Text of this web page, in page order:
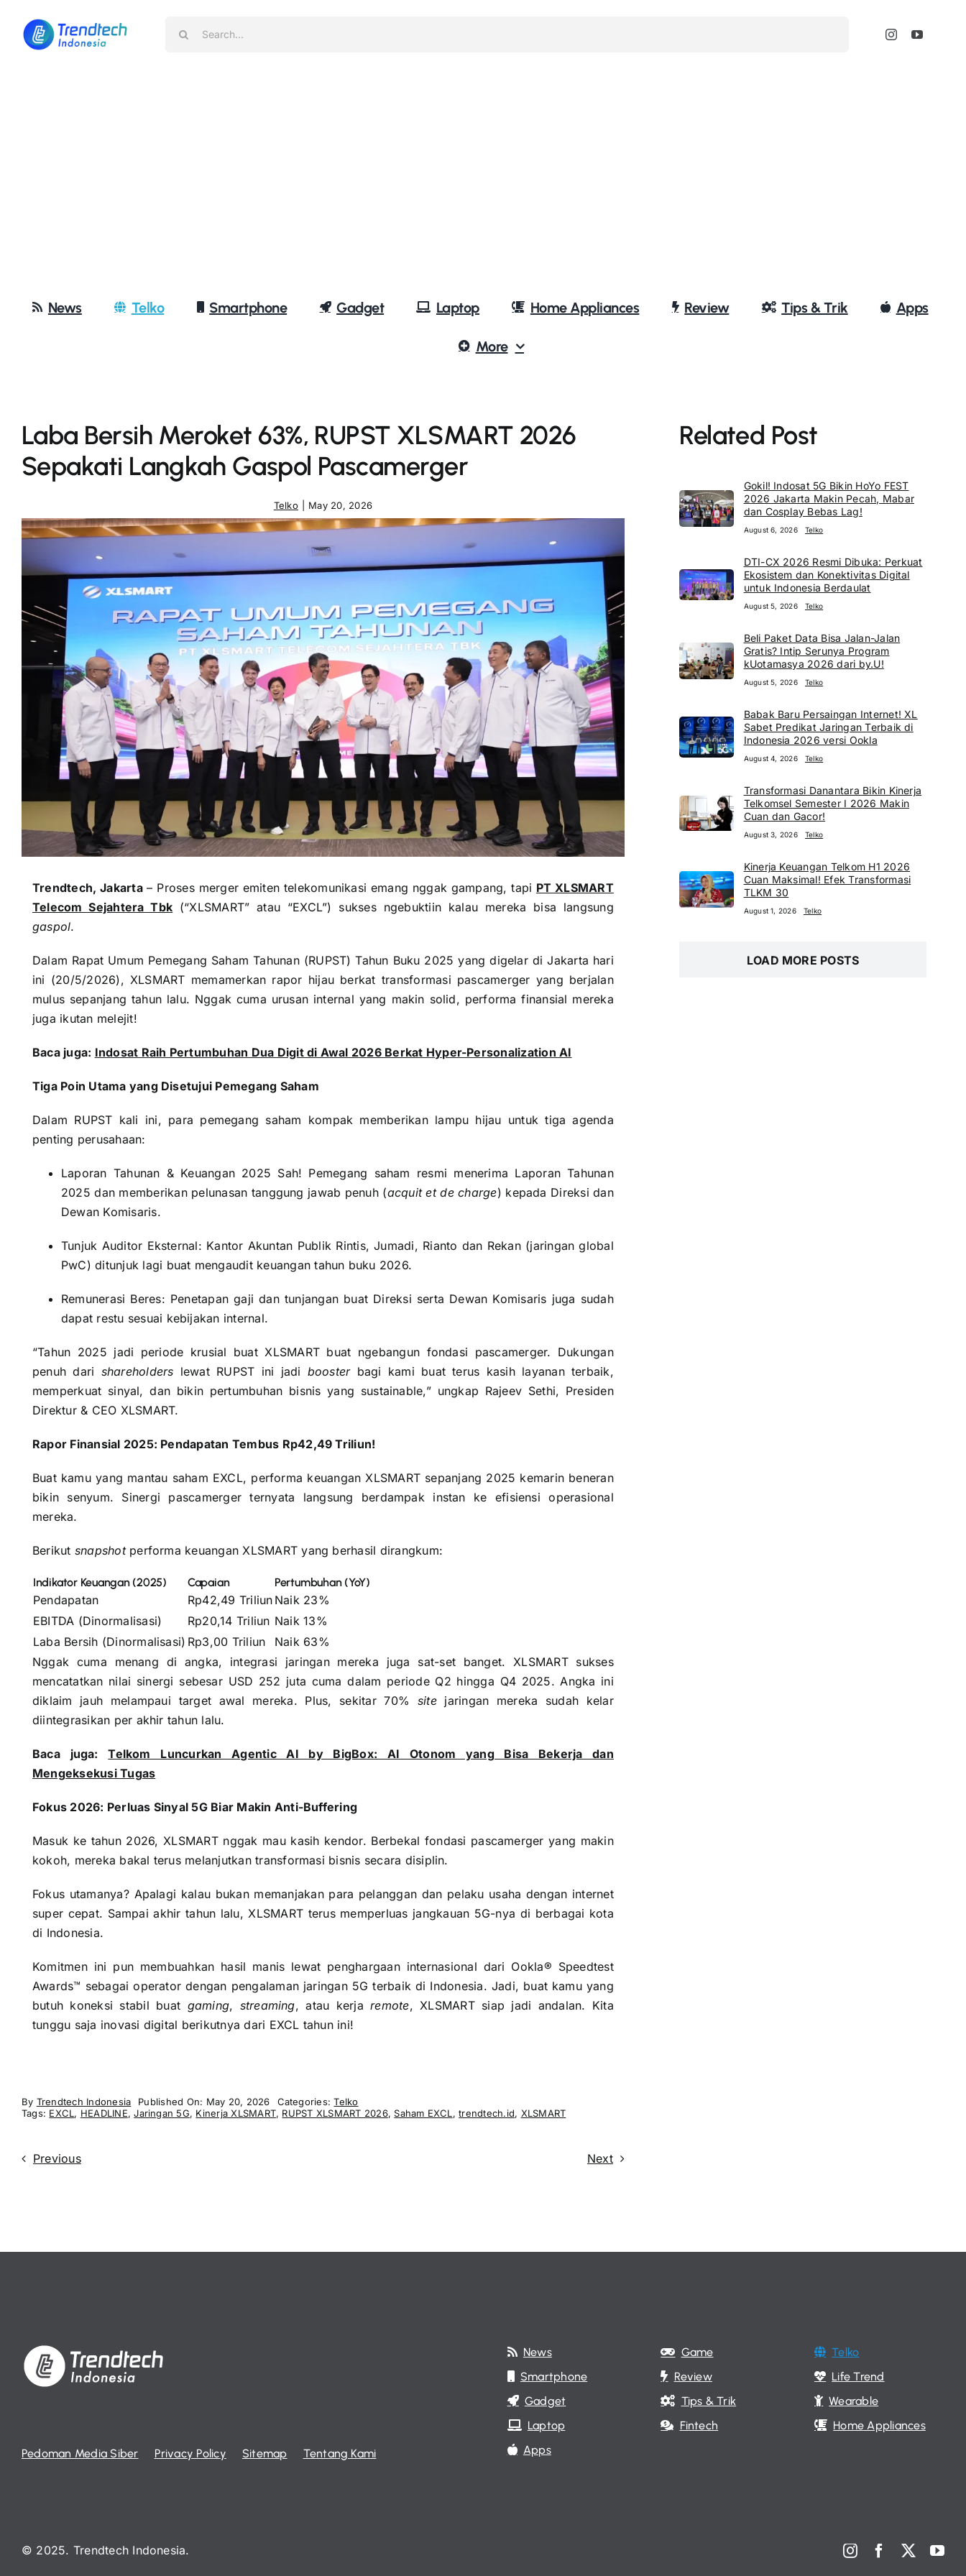
content
News Telko Smartphone Gadget Laptop Home Appliances Review Tips & Trik Apps
More
Laba Bersih Meroket 63%, RUPST XLSMART 2026
Sepakati Langkah Gaspol Pascamerger
Telko May 20, 2026
Trendtech, Jakarta– Proses merger emiten telekomunikasi emang nggak gampang, tapi PT XLSMART
Telecom Sejahtera Tbk (“XLSMART” atau “EXCL”) sukses ngebuktiin kalau mereka bisa langsung
gaspol.
Dalam Rapat Umum Pemegang Saham Tahunan (RUPST) Tahun Buku 2025 yang digelar di Jakarta hari
ini (20/5/2026), XLSMART memamerkan rapor hijau berkat transformasi pascamerger yang berjalan
mulus sepanjang tahun lalu. Nggak cuma urusan internal yang makin solid, performa finansial mereka
juga ikutan melejit!
Baca juga: Indosat Raih Pertumbuhan Dua Digit di Awal 2026 Berkat Hyper-Personalization AI
Tiga Poin Utama yang Disetujui Pemegang Saham
Dalam RUPST kali ini, para pemegang saham kompak memberikan lampu hijau untuk tiga agenda
penting perusahaan:
Laporan Tahunan & Keuangan 2025 Sah! Pemegang saham resmi menerima Laporan Tahunan
2025 dan memberikan pelunasan tanggung jawab penuh (acquit et de charge) kepada Direksi dan
Dewan Komisaris.
Tunjuk Auditor Eksternal: Kantor Akuntan Publik Rintis, Jumadi, Rianto dan Rekan (jaringan global
PwC) ditunjuk lagi buat mengaudit keuangan tahun buku 2026.
Remunerasi Beres: Penetapan gaji dan tunjangan buat Direksi serta Dewan Komisaris juga sudah
dapat restu sesuai kebijakan internal.
“Tahun 2025 jadi periode krusial buat XLSMART buat ngebangun fondasi pascamerger. Dukungan
penuh dari shareholders lewat RUPST ini jadi boosterbagi kami buat terus kasih layanan terbaik,
memperkuat sinyal, dan bikin pertumbuhan bisnis yang sustainable,” ungkap Rajeev Sethi, Presiden
Direktur & CEO XLSMART.
Rapor Finansial 2025: Pendapatan Tembus Rp42,49 Triliun!
Buat kamu yang mantau saham EXCL, performa keuangan XLSMART sepanjang 2025 kemarin beneran
bikin senyum. Sinergi pascamerger ternyata langsung berdampak instan ke efisiensi operasional
mereka.
Berikut snapshotperforma keuangan XLSMART yang berhasil dirangkum:
Indikator Keuangan (2025) Capaian Pertumbuhan (YoY)
Pendapatan Rp42,49 Triliun Naik 23%
EBITDA (Dinormalisasi)
Rp20,14 Triliun Naik 13%
Laba Bersih (Dinormalisasi) Rp3,00 Triliun
Naik 63%
Nggak cuma menang di angka, integrasi jaringan mereka juga sat-set banget. XLSMART sukses
mencatatkan nilai sinergi sebesar USD 252 juta cuma dalam periode Q2 hingga Q4 2025. Angka ini
diklaim jauh melampaui target awal mereka. Plus, sekitar 70% sitejaringan mereka sudah kelar
diintegrasikan per akhir tahun lalu.
Baca juga:Telkom Luncurkan Agentic AI by BigBox: AI Otonom yang Bisa Bekerja dan
Mengeksekusi Tugas
Fokus 2026: Perluas Sinyal 5G Biar Makin Anti-Buffering
Masuk ke tahun 2026, XLSMART nggak mau kasih kendor. Berbekal fondasi pascamerger yang makin
kokoh, mereka bakal terus melanjutkan transformasi bisnis secara disiplin.
Fokus utamanya? Apalagi kalau bukan memanjakan para pelanggan dan pelaku usaha dengan internet
super cepat. Sampai akhir tahun lalu, XLSMART terus memperluas jangkauan 5G-nya di berbagai kota
di Indonesia.
Komitmen ini pun membuahkan hasil manis lewat penghargaan internasional dari Ookla® Speedtest
Awards™ sebagai operator dengan pengalaman jaringan 5G terbaik di Indonesia. Jadi, buat kamu yang
butuh koneksi stabil buat gaming, streaming, atau kerjaremote, XLSMART siap jadi andalan. Kita
tunggu saja inovasi digital berikutnya dari EXCL tahun ini!
By Trendtech Indonesia Published On: May 20, 2026 Categories:Telko
Tags: EXCL , HEADLINE,Jaringan 5G, Kinerja XLSMART, RUPST XLSMART 2026,Saham EXCL ,trendtech.id, XLSMART
Previous Next
Related Post
Gokil! Indosat 5G Bikin HoYo FEST
2026 Jakarta Makin Pecah, Mabar
dan Cosplay Bebas Lag!
August 6, 2026 Telko
DTI-CX 2026 Resmi Dibuka: Perkuat
Ekosistem dan Konektivitas Digital
untuk Indonesia Berdaulat
August 5, 2026 Telko
Beli Paket Data Bisa Jalan-Jalan
Gratis? Intip Serunya Program
kUotamasya 2026 dari by.U!
August 5, 2026 Telko
Babak Baru Persaingan Internet! XL
Sabet Predikat Jaringan Terbaik di
Indonesia 2026 versi Ookla
August 4, 2026 Telko
Transformasi Danantara Bikin Kinerja
Telkomsel Semester I 2026 Makin
Cuan dan Gacor!
August 3, 2026 Telko
Kinerja Keuangan Telkom H1 2026
Cuan Maksimal! Efek Transformasi
TLKM 30
August 1, 2026 Telko
LOAD MORE POSTS
Pedoman Media Siber Privacy Policy Sitemap Tentang Kami
News
Smartphone
Gadget
Laptop
Apps
Game
Review
Tips & Trik
Fintech
Telko
Life Trend
Wearable
Home Appliances
© 2025. Trendtech Indonesia.